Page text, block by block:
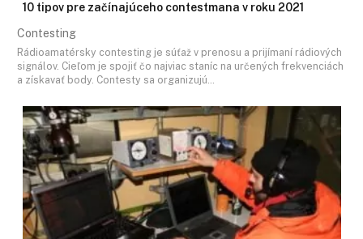
10 tipov pre začínajúceho contestmana v roku 2021
Contesting
Rádioamatérsky contesting je súťaž v prenosu a prijímaní rádiových
signálov. Cieľom je spojiť čo najviac staníc na určených frekvenciách
a získavať body. Contesty sa organizujú…